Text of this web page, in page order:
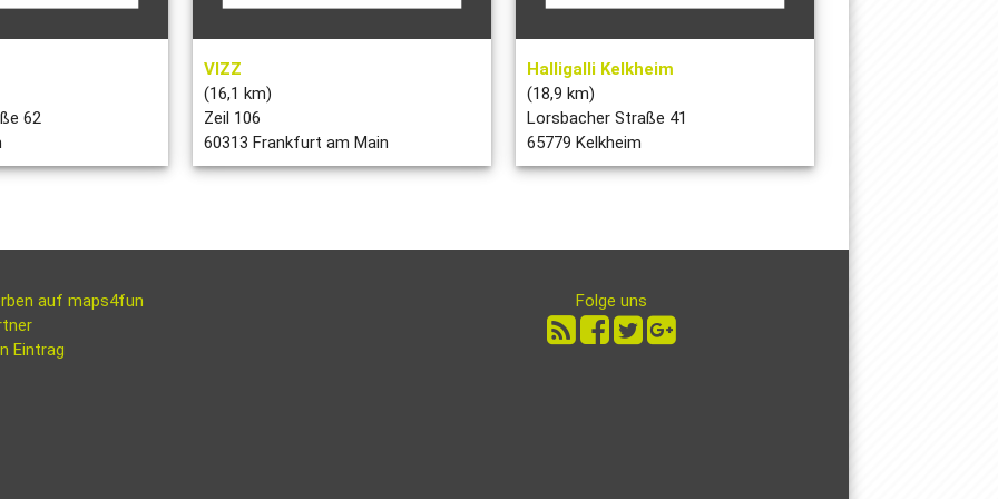
62
VIZZ
(16,1 km)
Zeil 106
60313 Frankfurt am Main
Halligalli Kelkheim
(18,9 km)
Lorsbacher Straße 41
65779 Kelkheim
auf maps4fun
Eintrag
Folge uns